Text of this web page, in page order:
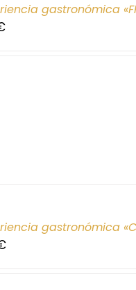
gastronómica
gastronómica